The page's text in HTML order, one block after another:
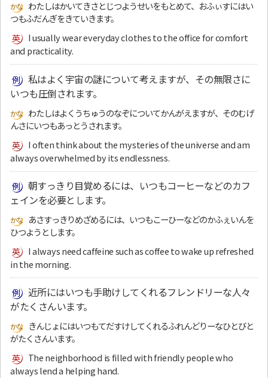
わたしはかいてきさとじつようせいをもとめて、おふぃすにはい
つもふだんぎをきていきます。
I usually wear everyday clothes to the office for comfort
and practicality.
私はよく宇宙の謎について考えますが、その無限さに
いつも圧倒されます。
わたしはよくうちゅうのなぞについてかんがえますが、そのむげ
んさにいつもあっとうされます。
I often think about the mysteries of the universe and am
always overwhelmed by its endlessness.
朝すっきり目覚めるには、いつもコーヒーなどのカフ
ェインを必要とします。
あさすっきりめざめるには、いつもこーひーなどのかふぇいんを
ひつようとします。
I always need caffeine such as coffee to wake up refreshed
in the morning.
近所にはいつも手助けしてくれるフレンドリーな人々
がたくさんいます。
きんじょにはいつもてだすけしてくれるふれんどりーなひとびと
がたくさんいます。
The neighborhood is filled with friendly people who
always lend a helping hand.